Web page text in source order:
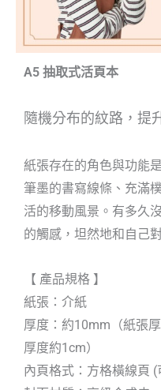
A5 抽取式活頁本
隨機分布的紋路，提
紙張存在的角色與功能
筆墨的書寫線條、充滿
活的移動風景。有多久
的觸感，坦然地和自己
【 產品規格 】
紙張：介紙
厚度：約10mm（紙張
厚度約1cm）
內頁格式：方格橫線頁 (